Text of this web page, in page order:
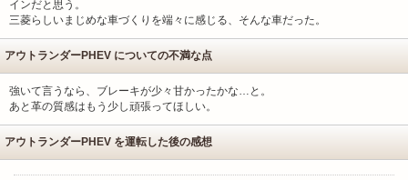
インだと思う。
三菱らしいまじめな車づくりを端々に感じる、そんな車だった。
アウトランダーPHEV についての不満な点
強いて言うなら、ブレーキが少々甘かったかな…と。
あと革の質感はもう少し頑張ってほしい。
アウトランダーPHEV を運転した後の感想